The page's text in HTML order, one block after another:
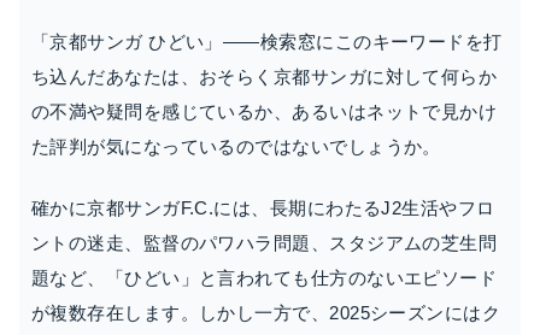
「京都サンガ ひどい」――検索窓にこのキーワードを打
ち込んだあなたは、おそらく京都サンガに対して何らか
の不満や疑問を感じているか、あるいはネットで見かけ
た評判が気になっているのではないでしょうか。
確かに京都サンガF.C.には、長期にわたるJ2生活やフロ
ントの迷走、監督のパワハラ問題、スタジアムの芝生問
題など、「ひどい」と言われても仕方のないエピソード
が複数存在します。しかし一方で、2025シーズンにはク